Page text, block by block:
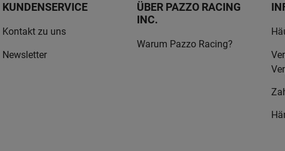
KUNDENSERVICE
Kontakt zu uns
Newsletter
ÜBER PAZZO RACING
INC.
Warum Pazzo Racing?